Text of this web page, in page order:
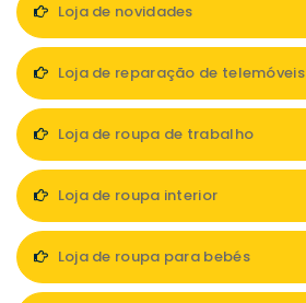
Loja de novidades
Loja de reparação de telemóveis
Loja de roupa de trabalho
Loja de roupa interior
Loja de roupa para bebés